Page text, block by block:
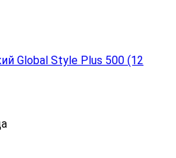
Global Style Plus 500 (12